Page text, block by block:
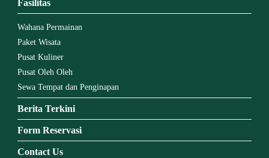
Fasilitas
Wahana Permainan
Paket Wisata
Pusat Kuliner
Pusat Oleh Oleh
Sewa Tempat dan Penginapan
Berita Terkini
Form Reservasi
Contact Us